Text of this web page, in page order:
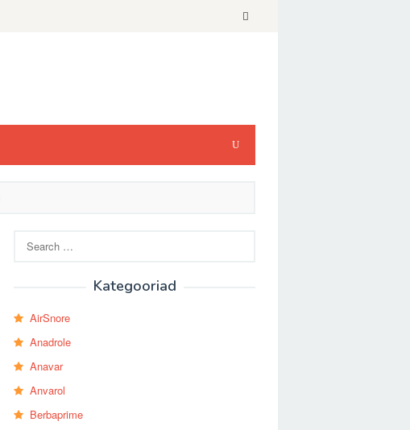
for:
Kategooriad
AirSnore
Anadrole
Anavar
Anvarol
Berbaprime